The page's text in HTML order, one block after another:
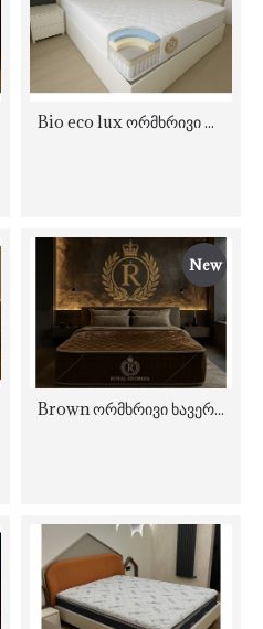
Bio eco lux ორმხრივი რბილი მატრასი
New
Brown ორმხრივი ხავერდის რბილი მატრასი